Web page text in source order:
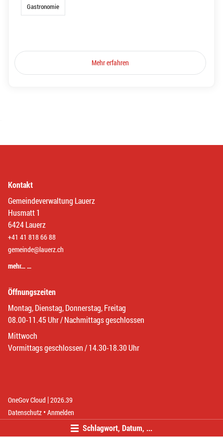
Schlagwort, Datum, ...
Gastronomie
Mehr erfahren
Kontakt
Gemeindeverwaltung Lauerz
Husmatt 1
6424 Lauerz
+41 41 818 66 88
gemeinde@lauerz.ch
mehr… …
Öffnungszeiten
Montag, Dienstag, Donnerstag, Freitag
08.00-11.45 Uhr / Nachmittags geschlossen
Mittwoch
Vormittags geschlossen / 14.30-18.30 Uhr
OneGov Cloud (External Link)
|2026.39
Datenschutz (External Link)
Anmelden